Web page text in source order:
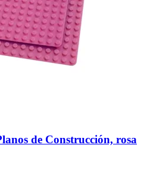
de Construcción, rosa